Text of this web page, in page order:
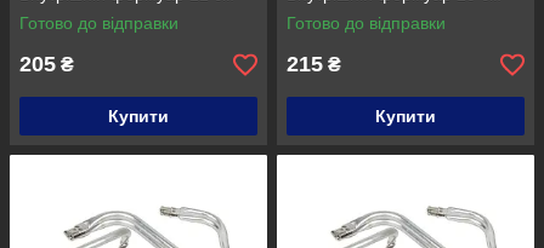
Готово до відправки
205 ₴
Купити
Готово до відправки
215 ₴
Купити